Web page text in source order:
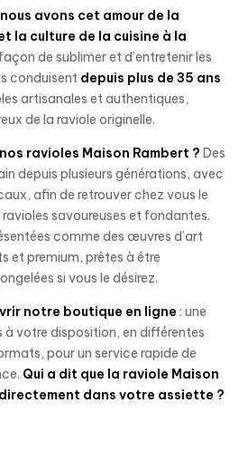
nous avons cet amour de la
la culture de la cuisine à la
de sublimer et d’entretenir les
conduisent depuis plus de 35 ans
artisanales et authentiques,
de la raviole originelle.
ravioles Maison Rambert ? Des
depuis plusieurs générations, avec
afin de retrouver chez vous le
savoureuses et fondantes.
comme des œuvres d’art
et premium, prêtes à être
si vous le désirez.
notre boutique en ligne : une
à votre disposition, en différentes
pour un service rapide de
Qui a dit que la raviole Maison
dans votre assiette ?